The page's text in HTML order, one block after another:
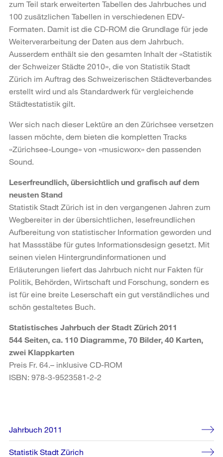
zum Teil stark erweiterten Tabellen des Jahrbuches und
100 zusätzlichen Tabellen in verschiedenen EDV-
Formaten. Damit ist die CD-ROM die Grundlage für jede
Weiterverarbeitung der Daten aus dem Jahrbuch.
Ausserdem enthält sie den gesamten Inhalt der «Statistik
der Schweizer Städte 2010», die von Statistik Stadt
Zürich im Auftrag des Schweizerischen Städteverbandes
erstellt wird und als Standardwerk für vergleichende
Städtestatistik gilt.
Wer sich nach dieser Lektüre an den Zürichsee versetzen
lassen möchte, dem bieten die kompletten Tracks
«Zürichsee-Lounge» von «musicworx» den passenden
Sound.
Leserfreundlich, übersichtlich und grafisch auf dem
neusten Stand
Statistik Stadt Zürich ist in den vergangenen Jahren zum
Wegbereiter in der übersichtlichen, lesefreundlichen
Aufbereitung von statistischer Information geworden und
hat Massstäbe für gutes Informationsdesign gesetzt. Mit
seinen vielen Hintergrundinformationen und
Erläuterungen liefert das Jahrbuch nicht nur Fakten für
Politik, Behörden, Wirtschaft und Forschung, sondern es
ist für eine breite Leserschaft ein gut verständliches und
schön gestaltetes Buch.
Statistisches Jahrbuch der Stadt Zürich 2011
544 Seiten, ca. 110 Diagramme, 70 Bilder, 40 Karten,
zwei Klappkarten
Preis Fr. 64.– inklusive CD-ROM
ISBN: 978-3-9523581-2-2
Weitere
Informationen
Jahrbuch 2011
Statistik Stadt Zürich